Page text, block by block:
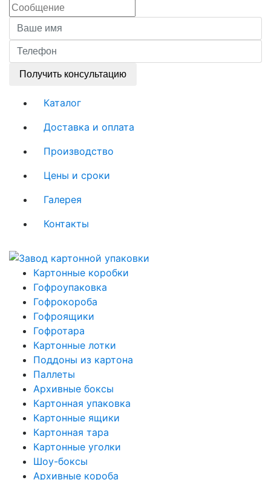
Получить консультацию
Каталог
Доставка и оплата
Производство
Цены и сроки
Галерея
Контакты
Картонные коробки
Гофроупаковка
Гофрокороба
Гофроящики
Гофротара
Картонные лотки
Поддоны из картона
Паллеты
Архивные боксы
Картонная упаковка
Картонные ящики
Картонная тара
Картонные уголки
Шоу-боксы
Архивные короба